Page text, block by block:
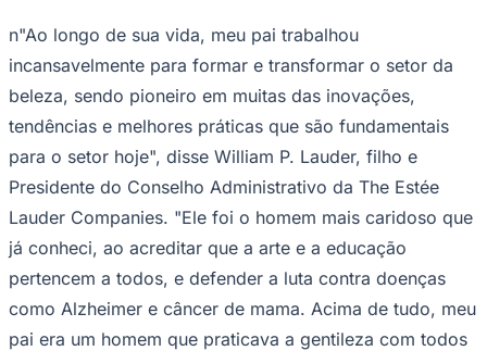
Fórmula 1
UFC
Tênis (ATP)
NHL
Atletismo
NBB
Brasileirão Série A
Brasileirão Série B
Paulistão
Copa do Brasil
Libertadores
Sul-Americana
n"Ao longo de sua vida, meu pai trabalhou
incansavelmente para formar e transformar o setor da
beleza, sendo pioneiro em muitas das inovações,
tendências e melhores práticas que são fundamentais
para o setor hoje", disse William P. Lauder, filho e
Presidente do Conselho Administrativo da The Estée
Lauder Companies. "Ele foi o homem mais caridoso que
já conheci, ao acreditar que a arte e a educação
pertencem a todos, e defender a luta contra doenças
como Alzheimer e câncer de mama. Acima de tudo, meu
pai era um homem que praticava a gentileza com todos